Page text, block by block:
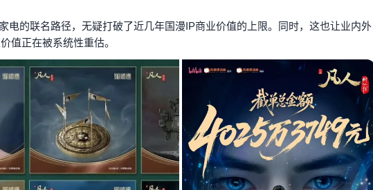
电的联名路径，无疑打破了近几年国漫IP商业价值的上限。同时，这也让业内外
值正在被系统性重估。